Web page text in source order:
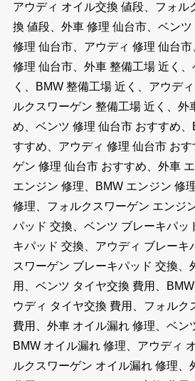
アウディ オイル交換 値段、フォル
換 値段、外車 修理 仙台市、ベン
修理 仙台市、アウディ 修理 仙台
修理 仙台市、外車 整備工場 近く
く、BMW 整備工場 近く、アウデ
ルクスワーゲン 整備工場 近く、外
め、ベンツ 修理 仙台市 おすすめ
すすめ、アウディ 修理 仙台市 お
ゲン 修理 仙台市 おすすめ、外車
エンジン 修理、BMW エンジン 修
修理、フォルクスワーゲン エンジ
パッド 交換、ベンツ ブレーキパッ
キパッド 交換、アウディ ブレーキ
スワーゲン ブレーキパッド 交換、
用、ベンツ タイヤ交換 費用、
ウディ タイヤ交換 費用、フォルク
費用、外車 オイル漏れ 修理、ベン
BMW オイル漏れ 修理、アウディ
ルクスワーゲン オイル漏れ 修理、